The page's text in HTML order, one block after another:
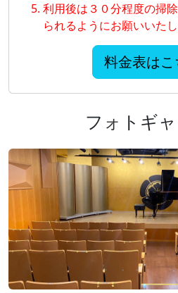
利用後は３０分程度の掃
られるようにお願いいたし
料金表はこ
フォトギ